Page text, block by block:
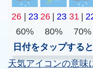
26 23 26 23 31
60%
80% 70%
日付をタップする
天気アイコンの意味